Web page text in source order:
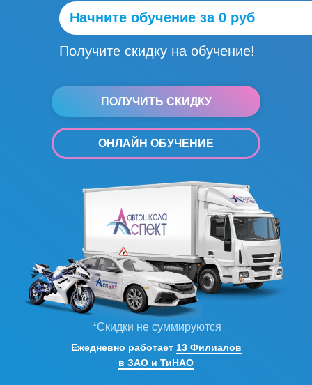
ПОЛУЧИТЬ СКИДКУ
Начните обучение за 0 руб
Получите скидку на обучение!
*Скидки не суммируются
ОНЛАЙН ОБУЧЕНИЕ
Ежедневно работает 13 Филиалов
в ЗАО и ТиНАО